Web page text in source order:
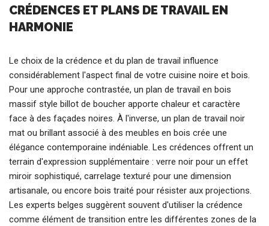
CRÉDENCES ET PLANS DE TRAVAIL EN
HARMONIE
Le choix de la crédence et du plan de travail influence
considérablement l'aspect final de votre cuisine noire et bois.
Pour une approche contrastée, un plan de travail en bois
massif style billot de boucher apporte chaleur et caractère
face à des façades noires. À l'inverse, un plan de travail noir
mat ou brillant associé à des meubles en bois crée une
élégance contemporaine indéniable. Les crédences offrent un
terrain d'expression supplémentaire : verre noir pour un effet
miroir sophistiqué, carrelage texturé pour une dimension
artisanale, ou encore bois traité pour résister aux projections.
Les experts belges suggèrent souvent d'utiliser la crédence
comme élément de transition entre les différentes zones de la